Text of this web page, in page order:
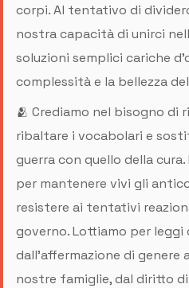
corpi. Al tentativo di
nostra capacità di unirci
soluzioni semplici cariche
complessità e la bellezza
🫂 Crediamo nel bisogno di
ribaltare i vocabolari e
guerra con quello della
per mantenere vivi gli
resistere ai tentativi
governo. Lottiamo per
dall’affermazione di
nostre famiglie, dal diritto